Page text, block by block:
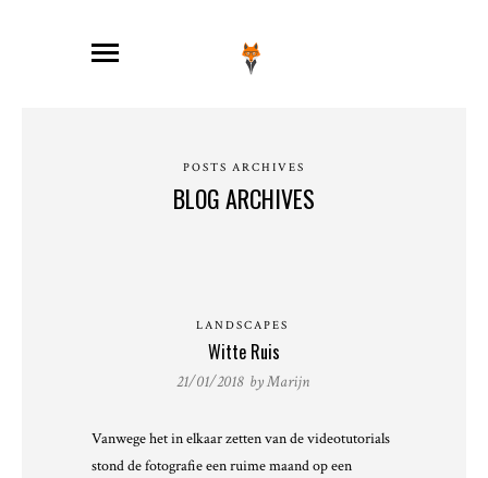
POSTS ARCHIVES
BLOG ARCHIVES
LANDSCAPES
Witte Ruis
21/01/2018 byMarijn
Vanwege het in elkaar zetten van de videotutorials
stond de fotografie een ruime maand op een